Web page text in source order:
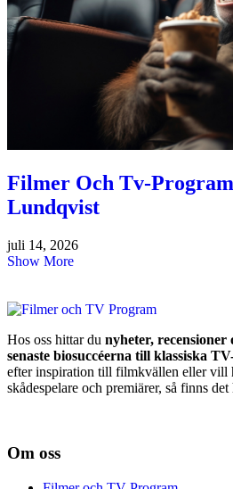
Filmer Och Tv-
Lundqvist
juli 14, 2026
Show More
Hos oss hittar du nyheter,
senaste biosuccéerna till klassiska
efter inspiration till filmkvällen eller vill
skådespelare och premiärer, så finns det
Om oss